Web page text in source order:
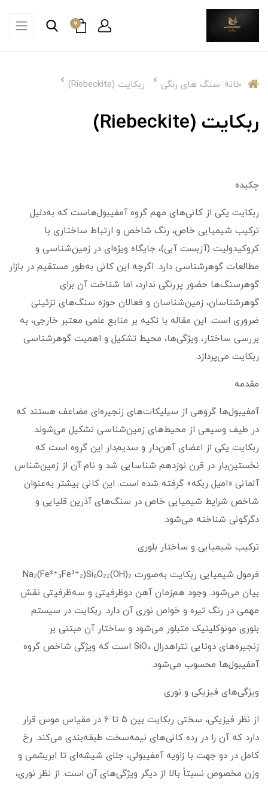
0
خانه سنگ های رنگی ربکایت (Riebeckite)
ربکایت (Riebeckite)
چکیده
ربکایت یکی از کانی‌های مهم گروه آمفیبول‌هاست که به‌دلیل
ترکیب شیمیایی خاص، رنگ شاخص و ارتباط ساختاری با
کروکیدولیت (آزبست آبی)، جایگاه ویژه‌ای در زمین‌شناسی و
مطالعات گوهرشناسی دارد. اگرچه این کانی به‌طور مستقیم در بازار
گوهرسنگ‌ها حضور پررنگی ندارد، اما شناخت آن برای
گوهرشناسان، زمین‌شناسان و فعالان حوزه سنگ‌های تزئینی
ضروری است. این مقاله با تکیه بر منابع علمی معتبر خارجی، به
بررسی ساختار، ویژگی‌ها، محیط تشکیل و اهمیت گوهرشناسی
ربکایت می‌پردازد.
مقدمه
آمفیبول‌ها گروهی از سیلیکات‌های زنجیره‌ای مضاعف هستند که
در طیف وسیعی از محیط‌های زمین‌شناسی تشکیل می‌شوند.
ربکایت یکی از اعضای آهن‌دار و سدیم‌دار این گروه است که
نخستین‌بار در قرن نوزدهم شناسایی شد و نام آن از زمین‌شناس
آلمانی «امیل ربکه» گرفته شده است. این کانی بیشتر به‌عنوان
شاخص شرایط شیمیایی خاص در سنگ‌های آذرین قلیایی و
دگرگونی شناخته می‌شود.
ترکیب شیمیایی و ساختار بلوری
فرمول شیمیایی ربکایت به‌صورت Na₂(Fe²⁺₃Fe³⁺₂)Si₈O₂₂(OH)₂
بیان می‌شود. وجود هم‌زمان آهن دوظرفیتی و سه‌ظرفیتی نقش
مهمی در رنگ تیره و خواص نوری آن دارد. ربکایت در سیستم
بلوری مونوکلینیک متبلور می‌شود و ساختار آن مبتنی بر
زنجیره‌های دوتایی تتراهدرال SiO₄ است که ویژگی شاخص گروه
آمفیبول‌ها محسوب می‌شود.
ویژگی‌های فیزیکی و نوری
از نظر فیزیکی، سختی ربکایت بین ۵ تا ۶ در مقیاس موس قرار
دارد که آن را در رده کانی‌های نیمه‌سخت طبقه‌بندی می‌کند. رخ
کامل در دو جهت با زاویه آمفیبولی، جلای شیشه‌ای تا ابریشمی و
وزن مخصوص نسبتاً بالا از دیگر ویژگی‌های آن است. از نظر نوری،